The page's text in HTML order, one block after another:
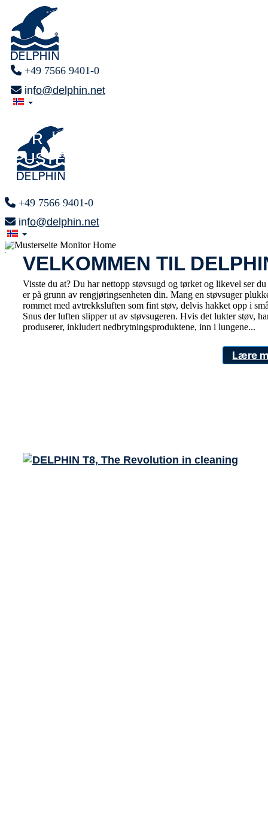
+49 7566 9401-0
info@delphin.net
+49 7566 9401-0
info@delphin.net
F R I T
PUSTE
x
VELKOMMEN TIL
Visste du at? Du har nettopp støvsugd og tørket og likevel ser
er på grunn av rengjøringsenheten din. Mang en støvsuger
rommet med avtrekksluften som fint støv, delvis hakket opp i
Snus der luften slipper ut av støvsugeren. Hvis det lukter støv,
produserer, inkludert nedbrytningsproduktene, inn i lungene...
Lære
F R I T
PUSTE